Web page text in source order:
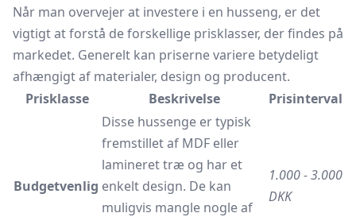
Når man overvejer at investere i en husseng, er det
vigtigt at forstå de forskellige prisklasser, der findes på
markedet. Generelt kan priserne variere betydeligt
afhængigt af materialer, design og producent.
Prisklasse
Beskrivelse Prisinterval
Budgetvenlig
Disse hussenge er typisk
fremstillet af MDF eller
lamineret træ og har et
enkelt design. De kan
muligvis mangle nogle af
1.000 - 3.000
DKK